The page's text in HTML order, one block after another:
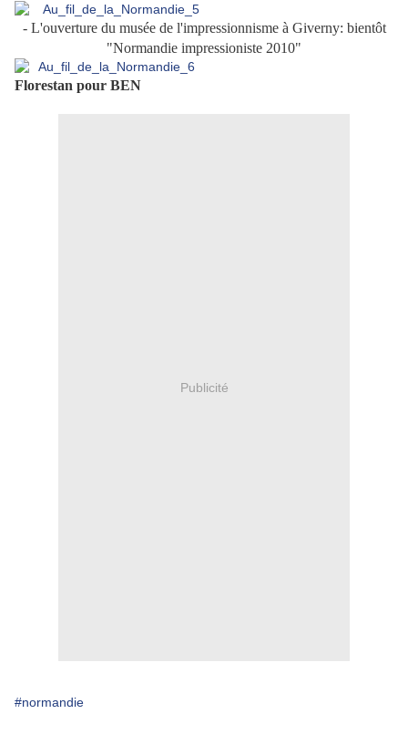
- L'ouverture du musée de l'impressionnisme à Giverny: bientôt
"Normandie impressioniste 2010"
Florestan pour BEN
Publicité
#normandie